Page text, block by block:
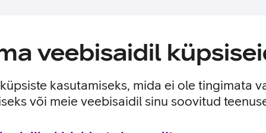
veebisaidil
kasutamiseks, mida ei ole tingimata
või meie veebisaidil sinu soovitud
kaitse sinu telefonile. Ümbris sobitub ideaalselt ümber